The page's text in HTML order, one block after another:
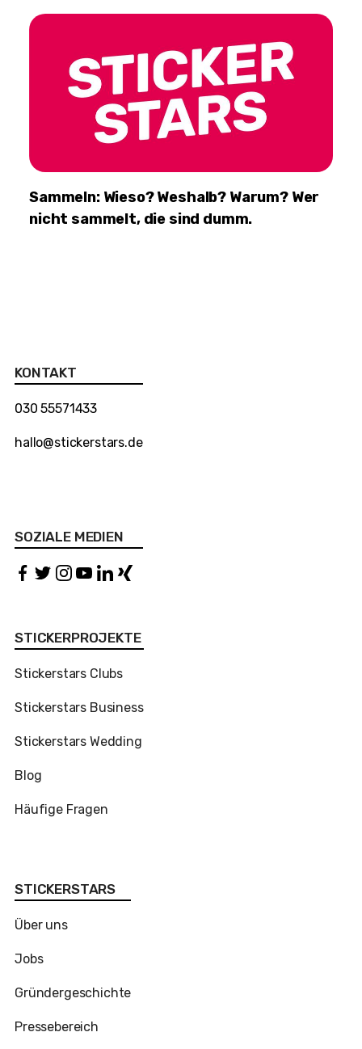
Sammeln: Wieso? Weshalb? Warum? Wer
nicht sammelt, die sind dumm.
KONTAKT
030 55571433
hallo@stickerstars.de
SOZIALE MEDIEN
STICKERPROJEKTE
Stickerstars Clubs
Stickerstars Business
Stickerstars Wedding
Blog
Häufige Fragen
STICKERSTARS
Über uns
Jobs
Gründergeschichte
Pressebereich